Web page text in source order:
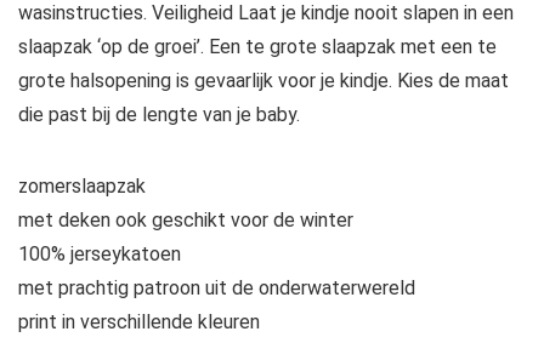
wasinstructies. Veiligheid Laat je kindje nooit slapen in een
slaapzak ‘op de groei’. Een te grote slaapzak met een te
grote halsopening is gevaarlijk voor je kindje. Kies de maat
die past bij de lengte van je baby.
zomerslaapzak
met deken ook geschikt voor de winter
100% jerseykatoen
met prachtig patroon uit de onderwaterwereld
print in verschillende kleuren